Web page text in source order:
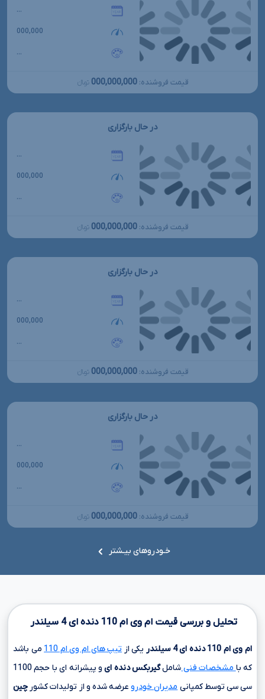
...
000,000
...
قیمت فروشنده: 000,000,000 تومانءءء
در حال بارگزاری
...
000,000
...
قیمت فروشنده: 000,000,000 تومانءءء
در حال بارگزاری
...
000,000
...
قیمت فروشنده: 000,000,000 تومانءءء
در حال بارگزاری
...
000,000
...
قیمت فروشنده: 000,000,000 تومانءءء
خـودروهای بیـشتر
تحلیل و بررسی قیمت ام وی ام110 دنده ای4 سیلندر
ام وی ام 110دنده ای4 سیلندر یکی از تیپ های ام وی ام 110
می باشد
که با مشخصات فنی شاملگیربکس دنده ای و پیشرانه ای با حجم1100
سی سی توسط کمپانی مدیران خودروعرضه شده و از تولیدات کشور چین